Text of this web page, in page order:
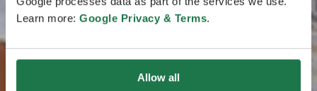
Learn more: Google Privacy & Terms.
Allow all